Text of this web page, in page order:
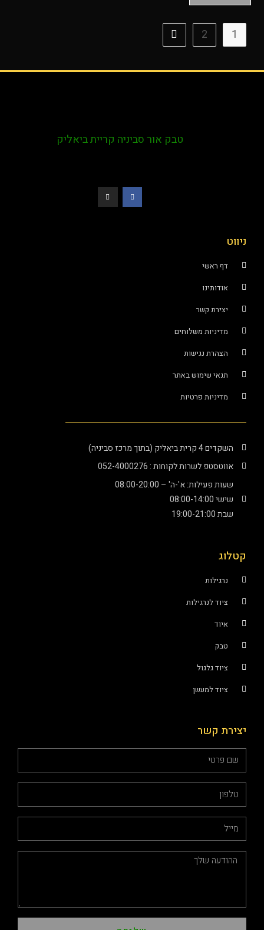
1
2
טבק אור סביניה קריית ביאליק
ניווט
דף ראשי
אודותינו
יצירת קשר
מדיניות משלוחים
הצהרת נגישות
תנאי שימוש באתר
מדיניות פרטיות
השקדים 4 קרית ביאליק (בתוך מרכז סביניה)
אווטסטפ לשרות לקוחות : 052-4000276
שעות פעילות: א'-ה' – 08:00-20:00
שישי 08:00-14:00
שבת 19:00-21:00
קטלוג
נרגילות
ציוד לנרגילות
איוד
טבק
ציוד גלגול
ציוד למעשן
יצירת קשר